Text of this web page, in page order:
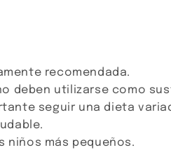
recomendada.
deben utilizarse como
seguir una dieta
niños más pequeños.